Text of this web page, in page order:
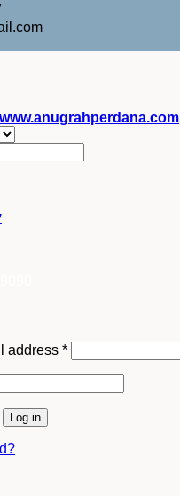
www.anugrahperdana.com
address *
Log in